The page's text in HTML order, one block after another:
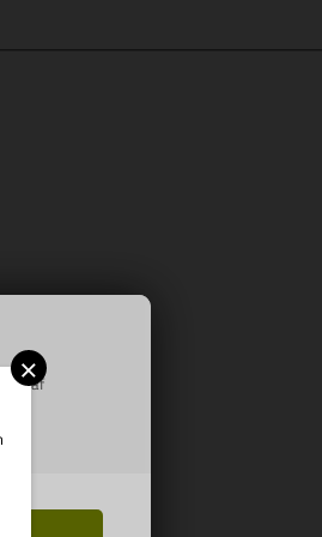
af
×